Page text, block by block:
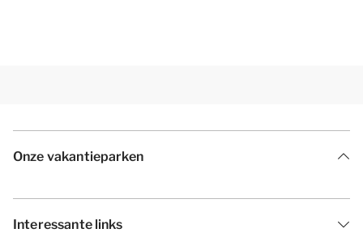
Onze vakantieparken
Interessante links